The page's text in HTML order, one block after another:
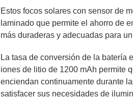
Estos focos solares con sensor de
laminado que permite el ahorro de
más duraderas y adecuadas para
La tasa de conversión de la batería
iones de litio de 1200 mAh permite
enciendan continuamente durante
satisfacer sus necesidades de